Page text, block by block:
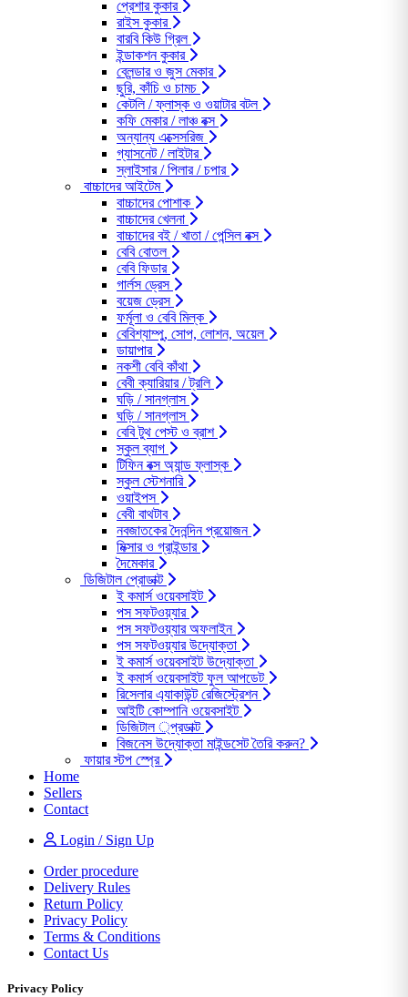
প্রেশার কুকার
রাইস কুকার
বারবি কিউ গ্রিল
ইন্ডাকশন কুকার
ব্লেন্ডার ও জুস মেকার
ছুরি, কাঁচি ও চামচ
কেটলি / ফ্লাস্ক ও ওয়াটার বটল
কফি মেকার / লাঞ্চ বক্স
অন্যান্য এক্সেসরিজ
গ্যাসনেট / লাইটার
স্লাইসার / পিলার / চপার
বাচ্চাদের আইটেম
বাচ্চাদের পোশাক
বাচ্চাদের খেলনা
বাচ্চাদের বই / খাতা / পেন্সিল বক্স
বেবি বোতল
বেবি ফিডার
গার্লস ড্রেস
বয়েজ ড্রেস
ফর্মূলা ও বেবি মিল্ক
বেবিশ্যাম্পু, সোপ, লোশন, অয়েল
ডায়াপার
নকশী বেবি কাঁথা
বেবী ক্যারিয়ার / ট্রলি
ঘড়ি / সানগ্লাস
ঘড়ি / সানগ্লাস
বেবি টুথ পেস্ট ও ব্রাশ
স্কুল ব্যাগ
টিফিন বক্স অ্যান্ড ফ্লাস্ক
স্কুল স্টেশনারি
ওয়াইপস
বেবী বাথটাব
নবজাতকের দৈনন্দিন প্রয়োজন
মিক্সার ও গ্রাইন্ডার
দৈমেকার
ডিজিটাল প্রোডাক্ট
ই কমার্স ওয়েবসাইট
পস সফটওয়্যার
পস সফটওয়্যার অফলাইন
পস সফটওয়্যার উদ্যোক্তা
ই কমার্স ওয়েবসাইট উদ্যোক্তা
ই কমার্স ওয়েবসাইট ফুল আপডেট
রিসেলার এ্যাকাউন্ট রেজিস্ট্রেশন
আইটি কোম্পানি ওয়েবসাইট
ডিজিটাল ্প্রডাক্ট
বিজনেস উদ্যোক্তা মাইন্ডসেট তৈরি করুন?
ফায়ার স্টপ স্প্রে
Home
Sellers
Contact
Login / Sign Up
Order procedure
Delivery Rules
Return Policy
Privacy Policy
Terms & Conditions
Contact Us
Privacy Policy